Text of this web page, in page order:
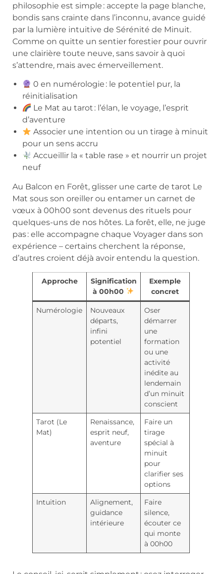
philosophie est simple : accepte la page blanche,
bondis sans crainte dans l’inconnu, avance guidé
par la lumière intuitive de Sérénité de Minuit.
Comme on quitte un sentier forestier pour ouvrir
une clairière toute neuve, sans savoir à quoi
s’attendre, mais avec émerveillement.
0 en numérologie : le potentiel pur, la
réinitialisation
Le Mat au tarot : l’élan, le voyage, l’esprit
d’aventure
Associer une intention ou un tirage à minuit
pour un sens accru
Accueillir la « table rase » et nourrir un projet
neuf
Au Balcon en Forêt, glisser une carte de tarot Le
Mat sous son oreiller ou entamer un carnet de
vœux à 00h00 sont devenus des rituels pour
quelques-uns de nos hôtes. La forêt, elle, ne juge
pas : elle accompagne chaque Voyager dans son
expérience – certains cherchent la réponse,
d’autres croient déjà avoir entendu la question.
Approche
Signification
à 00h00
Exemple
concret
Numérologie
Nouveaux
départs,
infini
potentiel
Oser
démarrer
une
formation
ou une
activité
inédite au
lendemain
d’un minuit
conscient
Tarot (Le
Mat)
Renaissance,
esprit neuf,
aventure
Faire un
tirage
spécial à
minuit
pour
clarifier ses
options
Intuition
Alignement,
guidance
intérieure
Faire
silence,
écouter ce
qui monte
à 00h00